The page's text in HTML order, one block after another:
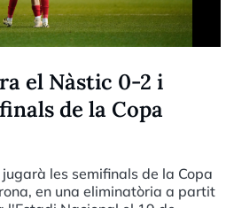
el Nàstic 0-2 i
de la Copa
les semifinals de la Copa
en una eliminatòria a partit